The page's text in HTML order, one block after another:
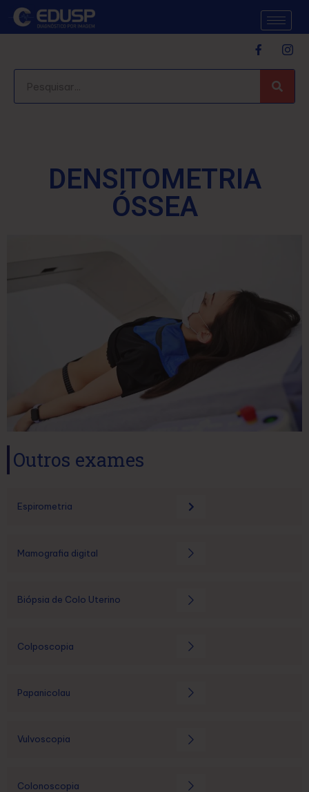
DENSITOMETRIA
ÓSSEA
Outros exames
Espirometria
Mamografia digital
Biópsia de Colo Uterino
Colposcopia
Papanicolau
Vulvoscopia
Colonoscopia